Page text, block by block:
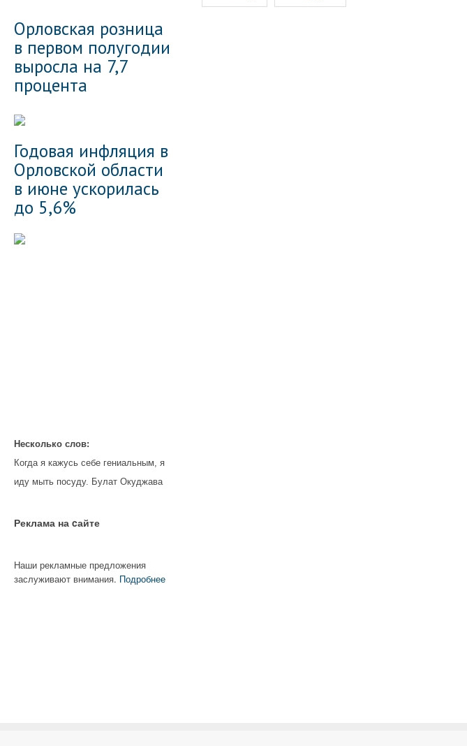
Орловская розница
в первом полугодии
выросла на 7,7
процента
Годовая инфляция в
Орловской области
в июне ускорилась
до 5,6%
Несколько слов:
Когда я кажусь себе гениальным, я
иду мыть посуду. Булат Окуджава
Реклама на cайте
Наши рекламные предложения
заслуживают внимания. Подробнее